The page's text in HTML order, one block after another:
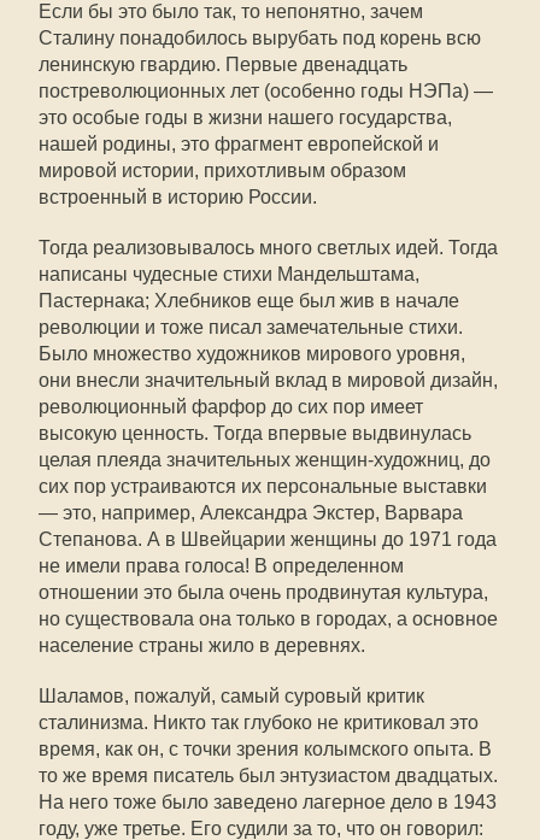
Если бы это было так, то непонятно, зачем
Сталину понадобилось вырубать под корень всю
ленинскую гвардию. Первые двенадцать
постреволюционных лет (особенно годы НЭПа) —
это особые годы в жизни нашего государства,
нашей родины, это фрагмент европейской и
мировой истории, прихотливым образом
встроенный в историю России.
Тогда реализовывалось много светлых идей. Тогда
написаны чудесные стихи Мандельштама,
Пастернака; Хлебников еще был жив в начале
революции и тоже писал замечательные стихи.
Было множество художников мирового уровня,
они внесли значительный вклад в мировой дизайн,
революционный фарфор до сих пор имеет
высокую ценность. Тогда впервые выдвинулась
целая плеяда значительных женщин-художниц, до
сих пор устраиваются их персональные выставки
— это, например, Александра Экстер, Варвара
Степанова. А в Швейцарии женщины до 1971 года
не имели права голоса! В определенном
отношении это была очень продвинутая культура,
но существовала она только в городах, а основное
население страны жило в деревнях.
Шаламов, пожалуй, самый суровый критик
сталинизма. Никто так глубоко не критиковал это
время, как он, с точки зрения колымского опыта. В
то же время писатель был энтузиастом двадцатых.
На него тоже было заведено лагерное дело в 1943
году, уже третье. Его судили за то, что он говорил: